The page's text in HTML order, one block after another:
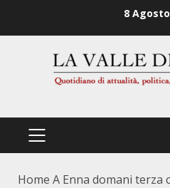
8
PRIMÄRES
Home A Enna domani terza